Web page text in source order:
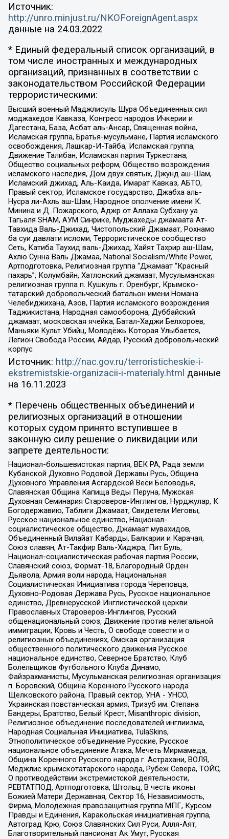
Источник:
http://unro.minjust.ru/NKOForeignAgent.aspx
данные на 24.03.2022
* Единый федеральный список организаций, в
том числе иностранных и международных
организаций, признанных в соответствии с
законодательством Российской Федерации
террористическими:
Высший военный Маджлисуль Шура Объединенных сил
моджахедов Кавказа, Конгресс народов Ичкерии и
Дагестана, База, Асбат аль-Ансар, Священная война,
Исламская группа, Братья-мусульмане, Партия исламского
освобождения, Лашкар-И-Тайба, Исламская группа,
Движение Талибан, Исламская партия Туркестана,
Общество социальных реформ, Общество возрождения
исламского наследия, Дом двух святых, Джунд аш-Шам,
Исламский джихад, Аль-Каида, Имарат Кавказ, АБТО,
Правый сектор, Исламское государство, Джабха аль-
Нусра ли-Ахль аш-Шам, Народное ополчение имени К.
Минина и Д. Пожарского, Аджр от Аллаха Субхану уа
Тагьаля SHAM, АУМ Синрике, Муджахеды джамаата Ат-
Тавхида Валь-Джихад, Чистопольский Джамаат, Рохнамо
ба суи давлати исломи, Террористическое сообщество
Сеть, Катиба Таухид валь-Джихад, Хайят Тахрир аш-Шам,
Ахлю Сунна Валь Джамаа, National Socialism/White Power,
Артподготовка, Религиозная группа “Джамаат “Красный
пахарь”, Колумбайн, Хатлонский джамаат, Мусульманская
религиозная группа п. Кушкуль г. Оренбург, Крымско-
татарский добровольческий батальон имени Номана
Челебиджихана, Азов, Партия исламского возрождения
Таджикистана, Народная самооборона, Дуббайский
джамаат, московская ячейка, Батал-Хаджи Белхороев,
Маньяки Культ Убийц, Молодёжь Которая Улыбается,
Легион Свобода России, Айдар, Русский добровольческий
корпус
Источник: http://nac.gov.ru/terroristicheskie-i-
ekstremistskie-organizacii-i-materialy.html данные
на 16.11.2023
* Перечень общественных объединений и
религиозных организаций в отношении
которых судом принято вступившее в
законную силу решение о ликвидации или
запрете деятельности:
Национал-большевистская партия, ВЕК РА, Рада земли
Кубанской Духовно Родовой Державы Русь, Община
Духовного Управления Асгардской Веси Беловодья,
Славянская Община Капища Веды Перуна, Мужская
Духовная Семинария Староверов-Инглингов, Нурджулар, К
Богодержавию, Таблиги Джамаат, Свидетели Иеговы,
Русское национальное единство, Национал-
социалистическое общество, Джамаат мувахидов,
Объединенный Вилайат Кабарды, Балкарии и Карачая,
Союз славян, Ат-Такфир Валь-Хиджра, Пит Буль,
Национал-социалистическая рабочая партия России,
Славянский союз, Формат-18, Благородный Орден
Дьявола, Армия воли народа, Национальная
Социалистическая Инициатива города Череповца,
Духовно-Родовая Держава Русь, Русское национальное
единство, Древнерусской Инглистической церкви
Православных Староверов-Инглингов, Русский
общенациональный союз, Движение против нелегальной
иммиграции, Кровь и Честь, О свободе совести и о
религиозных объединениях, Омская организация
общественного политического движения Русское
национальное единство, Северное Братство, Клуб
Болельщиков Футбольного Клуба Динамо,
Файзрахманисты, Мусульманская религиозная организация
п. Боровский, Община Коренного Русского народа
Щелковского района, Правый сектор, УНА - УНСО,
Украинская повстанческая армия, Тризуб им. Степана
Бандеры, Братство, Белый Крест, Misanthropic division,
Религиозное объединение последователей инглиизма,
Народная Социальная Инициатива, TulaSkins,
Этнополитическое объединение Русские, Русское
национальное объединение Атака, Мечеть Мирмамеда,
Община Коренного Русского народа г. Астрахани, ВОЛЯ,
Меджлис крымскотатарского народа, Рубеж Севера, ТОЙС,
О противодействии экстремистской деятельности,
РЕВТАТПОД, Артподготовка, Штольц, В честь иконы
Божией Матери Державная, Сектор 16, Независимость,
Фирма, Молодежная правозащитная группа МПГ, Курсом
Правды и Единения, Каракольская инициативная группа,
Автоград Крю, Союз Славянских Сил Руси, Алля-Аят,
Благотворительный пансионат Ак Умут, Русская